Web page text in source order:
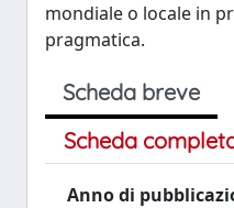
mondiale o locale in
pragmatica.
Scheda breve
Scheda
Anno di